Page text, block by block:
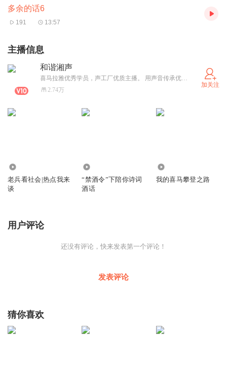
多余的话6
191 13:57
主播信息
和谐湘声
喜马拉雅优秀学员，声工厂优质主播。 用声音传承优秀文化、传播正面能量、传递温暖爱心。
2.74万
加关注
老兵看社会|热点我来
谈
“禁酒令”下陪你诗词
酒话
我的喜马攀登之路
用户评论
还没有评论，快来发表第一个评论！
发表评论
猜你喜欢